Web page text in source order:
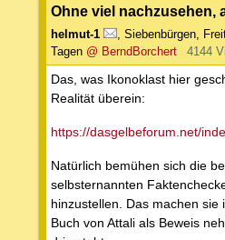
Ohne viel nachzusehen,
helmut-1 Siebenbürgen
Tagen @ BerndBorchert 4144
Das, was Ikonoklast hier
Realität überein:
https://dasgelbeforum.net/
Natürlich bemühen sich die
selbsternannten
hinzustellen. Das machen
Buch von Attali als Beweis